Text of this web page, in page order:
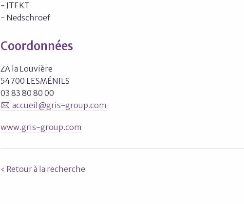
- JTEKT
- Nedschroef
Coordonnées
ZA la Louvière
54700 LESMÉNILS
03 83 80 80 00
accueil@gris-group.com
www.gris-group.com
‹ Retour à la recherche